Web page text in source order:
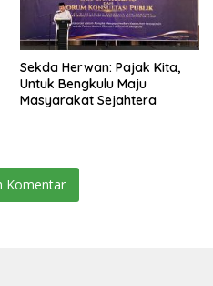
Sekda Herwan: Pajak Kita,
Untuk Bengkulu Maju
Masyarakat Sejahtera
Komentar